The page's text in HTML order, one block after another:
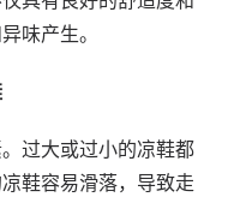
味产生。
过大或过小的凉鞋都
鞋容易滑落，导致走